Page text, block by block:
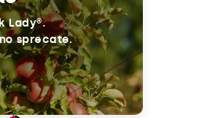
Lady®.
sprecate.